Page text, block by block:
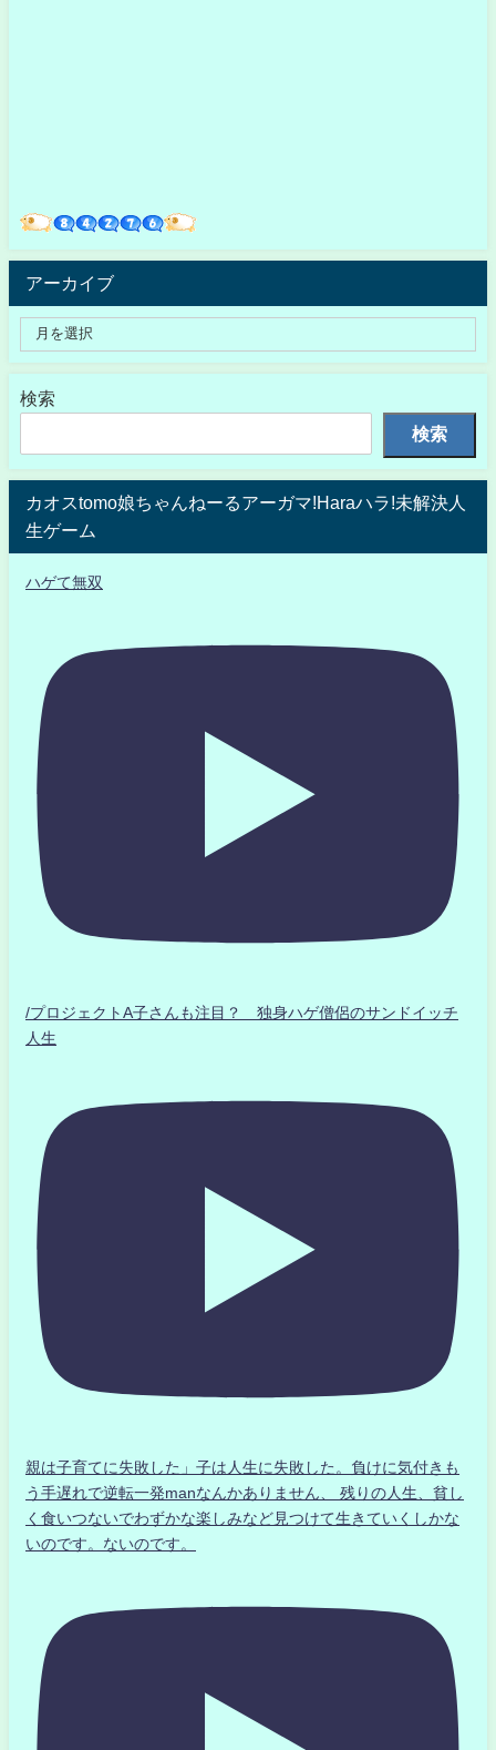
アーカイブ
検索
検索
カオスtomo娘ちゃんねーるアーガマ!Haraハラ!未解決人
生ゲーム
ハゲて無双
/プロジェクトA子さんも注目？ 独身ハゲ僧侶のサンドイッチ
人生
親は子育てに失敗した」子は人生に失敗した。負けに気付きも
う手遅れで逆転一発manなんかありません、 残りの人生、貧し
く食いつないでわずかな楽しみなど見つけて生きていくしかな
いのです。ないのです。